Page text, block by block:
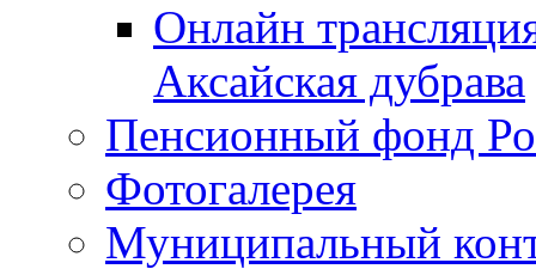
Онлайн
Аксайская дубрава
Пенсионный фонд
Фотогалерея
Муниципальный